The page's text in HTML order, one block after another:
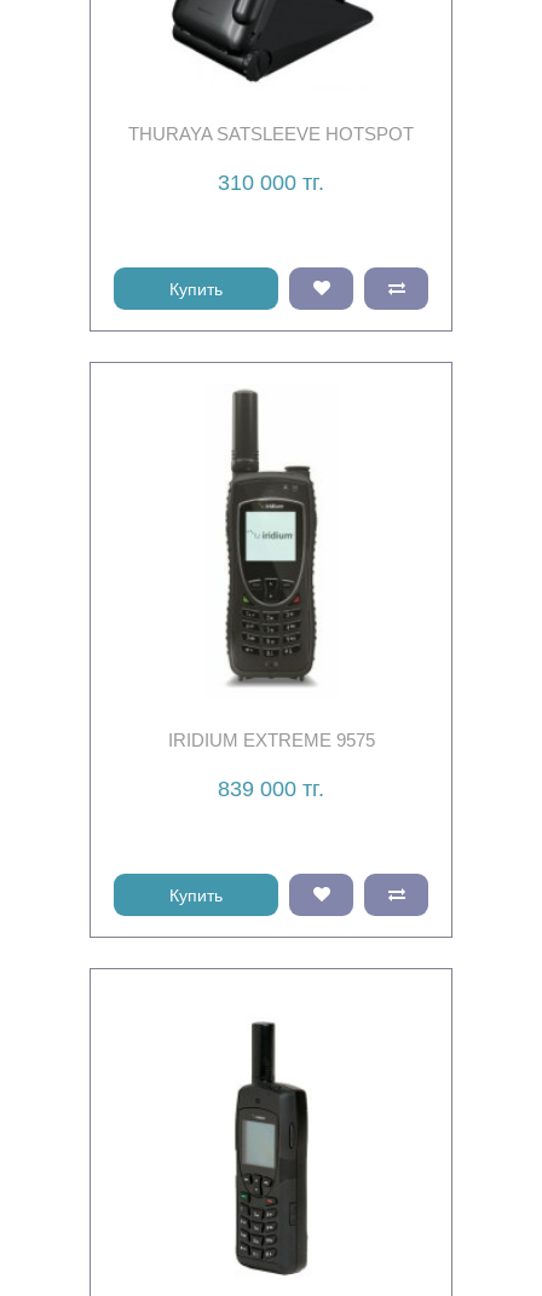
THURAYA SATSLEEVE HOTSPOT
310 000 тг.
Купить
IRIDIUM EXTREME 9575
839 000 тг.
Купить